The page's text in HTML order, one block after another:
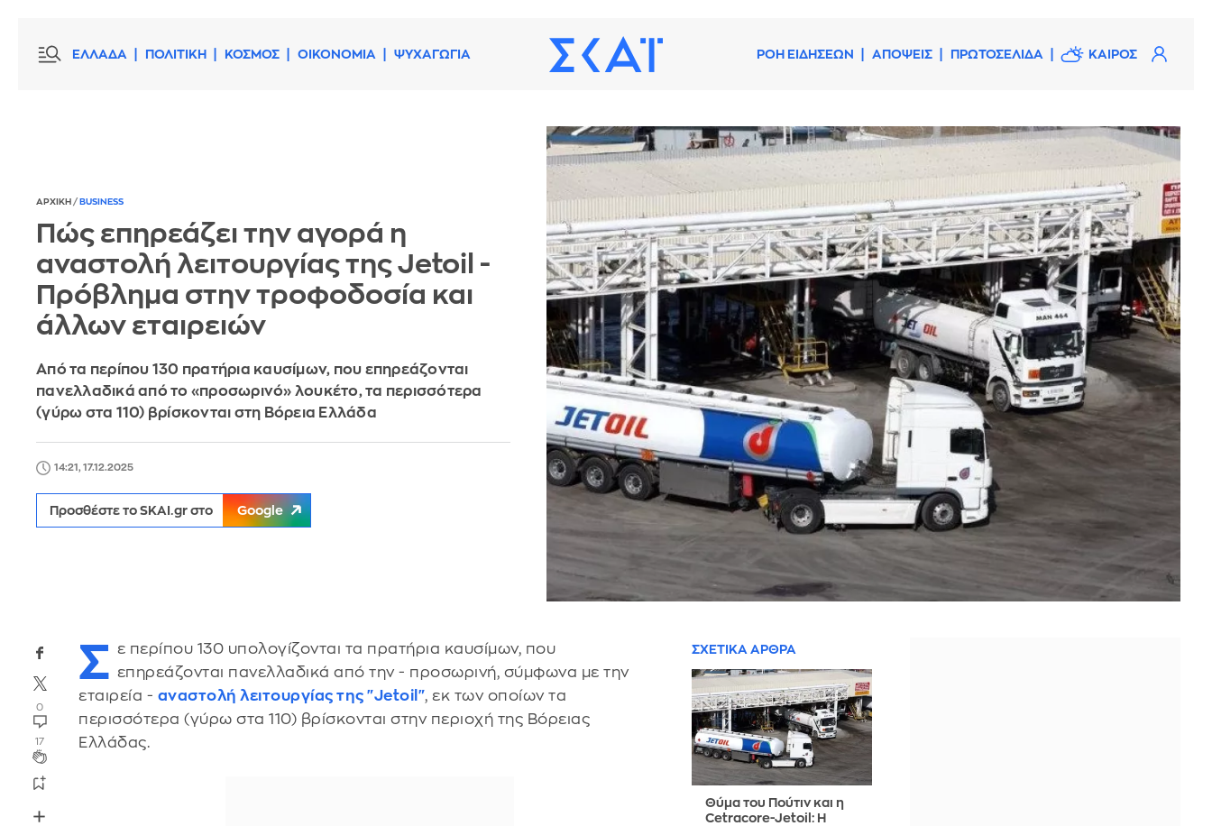
ΕΛΛΑΔΑ ΠΟΛΙΤΙΚΗ ΚΟΣΜΟΣ ΟΙΚΟΝΟΜΙΑ ΨΥΧΑΓΩΓΙΑ ΡΟΗ ΕΙΔΗΣΕΩΝ ΑΠΟΨΕΙΣ ΠΡΩΤΟΣΕΛΙΔΑ ΚΑΙΡΟΣ
ΑΡΧΙΚΗ / BUSINESS
Πώς επηρεάζει την αγορά η
αναστολή λειτουργίας της Jetoil -
Πρόβλημα στην τροφοδοσία και
άλλων εταιρειών
Από τα περίπου 130 πρατήρια καυσίμων, που επηρεάζονται
πανελλαδικά από το «προσωρινό» λουκέτο, τα περισσότερα
(γύρω στα 110) βρίσκονται στη Βόρεια Ελλάδα
14:21, 17.12.2025
Προσθέστε το SKAI.gr στο Google
0
17
Σ ε περίπου 130 υπολογίζονται τα πρατήρια καυσίμων, που
επηρεάζονται πανελλαδικά από την - προσωρινή, σύμφωνα με την
εταιρεία - αναστολή λειτουργίας της "Jetoil", εκ των οποίων τα
περισσότερα (γύρω στα 110) βρίσκονται στην περιοχή της Βόρειας
Ελλάδας.
ΣΧΕΤΙΚΑ ΑΡΘΡΑ
Θύμα του Πούτιν και η
Cetracore-Jetoil: Η